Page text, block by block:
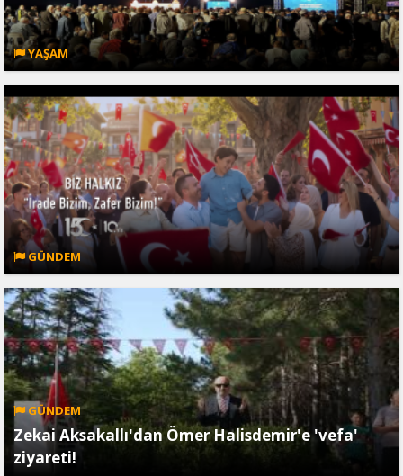
YAŞAM
GÜNDEM
GÜNDEM
Zekai Aksakallı'dan Ömer Halisdemir'e 'vefa'
ziyareti!